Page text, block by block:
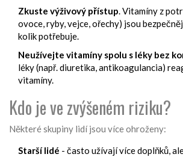
Zkuste výživový přístup. Vitamíny z
ovoce, ryby, vejce, ořechy) jsou
kolik potřebuje.
Neužívejte vitamíny spolu s léky bez
léky (např. diuretika, antikoagulancia)
vitamíny.
Kdo je ve zvýšeném riziku?
Některé skupiny lidí jsou více ohroženy:
Starší lidé - často užívají více doplňků,